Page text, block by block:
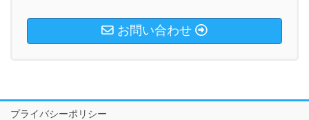
お問い合わせ
プライバシーポリシー